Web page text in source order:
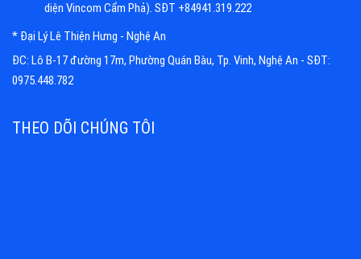
diện Vincom Cẩm Phả). SĐT +84941.319.222
* Đại Lý Lê Thiện Hưng - Nghệ An
ĐC: Lô B-17 đường 17m, Phường Quán Bàu, Tp. Vinh, Nghệ An - SĐT:
0975.448.782
THEO DÕI CHÚNG TÔI